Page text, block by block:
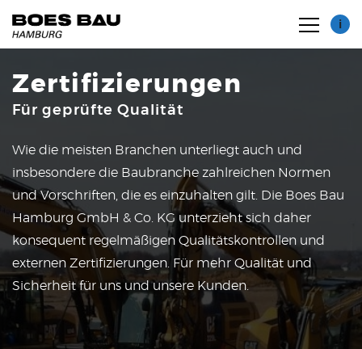
Zertifikate
Maschinenpark
i
Zertifizierungen
Für geprüfte Qualität
Wie die meisten Branchen unterliegt auch und
insbesondere die Baubranche zahlreichen Normen
und Vorschriften, die es einzuhalten gilt. Die Boes Bau
Hamburg GmbH & Co. KG unterzieht sich daher
konsequent regelmäßigen Qualitätskontrollen und
externen Zertifizierungen. Für mehr Qualität und
Sicherheit für uns und unsere Kunden.